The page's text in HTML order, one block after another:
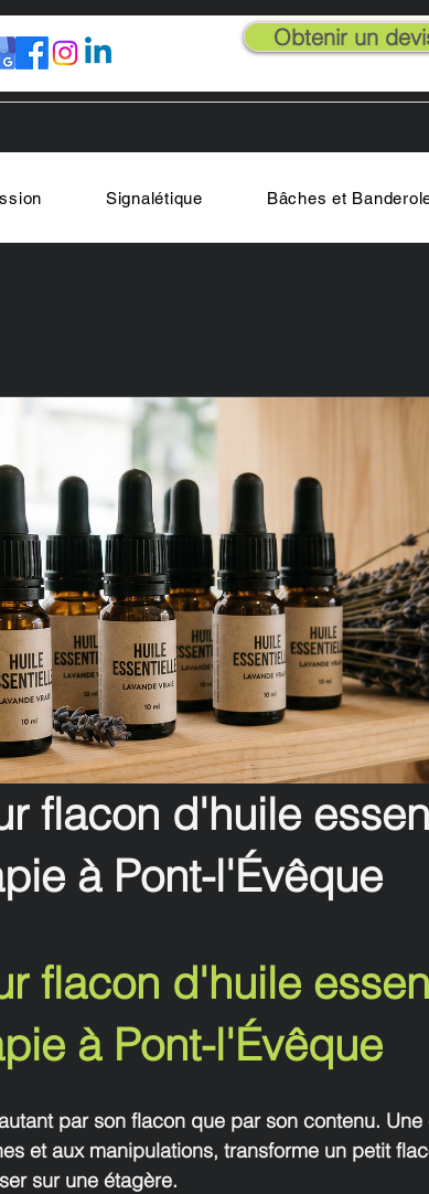
Obtenir un
Signalétique Bâches et
flacon d'huile
à Pont-l'Évêque
flacon d'huile
à Pont-l'Évêque
par son flacon que par son contenu. Une
et aux manipulations, transforme un petit
sur une étagère.